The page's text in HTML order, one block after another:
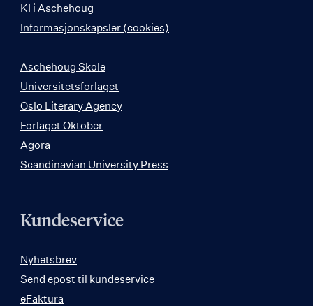
KI i Aschehoug
Informasjonskapsler (cookies)
Aschehoug Skole
Universitetsforlaget
Oslo Literary Agency
Forlaget Oktober
Agora
Scandinavian University Press
Kundeservice
Nyhetsbrev
Send epost til kundeservice
eFaktura